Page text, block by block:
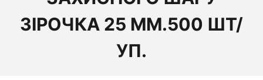
ЗІРОЧКА 25 ММ.500 ШТ/
УП.